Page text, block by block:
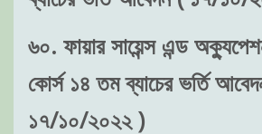
৬০. ফায়ার সায়েন্স এন্ড
কোর্স ১৪ তম ব্যাচের ভর্তি
১৭/১০/২০২২ )